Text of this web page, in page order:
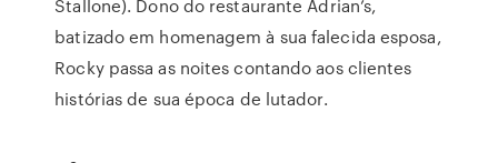
Stallone). Dono do restaurante Adrian’s,
batizado em homenagem à sua falecida esposa,
Rocky passa as noites contando aos clientes
histórias de sua época de lutador.